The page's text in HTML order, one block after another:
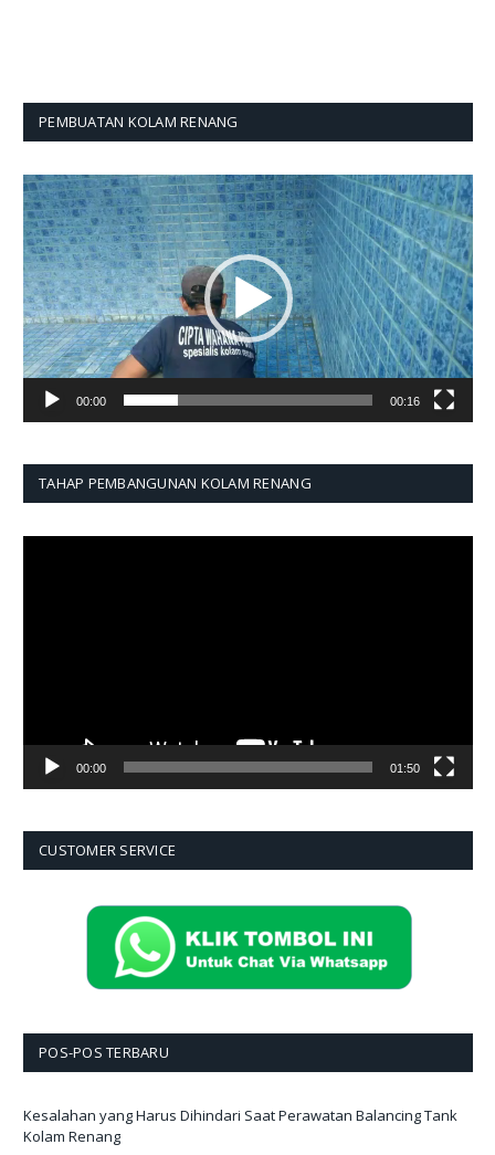
PEMBUATAN KOLAM RENANG
Pemutar
Video
00:00 00:16
TAHAP PEMBANGUNAN KOLAM RENANG
00:00 01:50
CUSTOMER SERVICE
POS-POS TERBARU
Kesalahan yang Harus Dihindari Saat Perawatan Balancing Tank
Kolam Renang